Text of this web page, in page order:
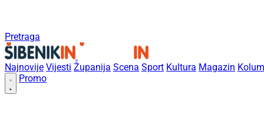
Pretraga
Najnovije Vijesti Županija Scena Sport Kultura Magazin
Promo